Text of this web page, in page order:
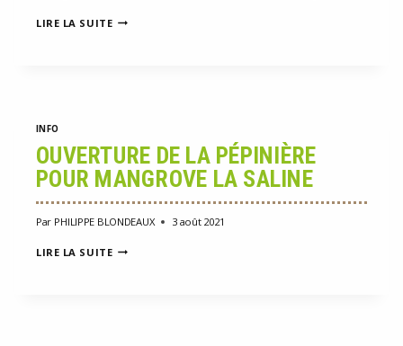
LIRE LA SUITEMANGROVE-
INFO
OUVERTURE DE LA PÉPINIÈRE
POUR MANGROVE LA SALINE
Par PHILIPPE BLONDEAUX 3 août 2021
LIRE LA SUITEOUVERTURE